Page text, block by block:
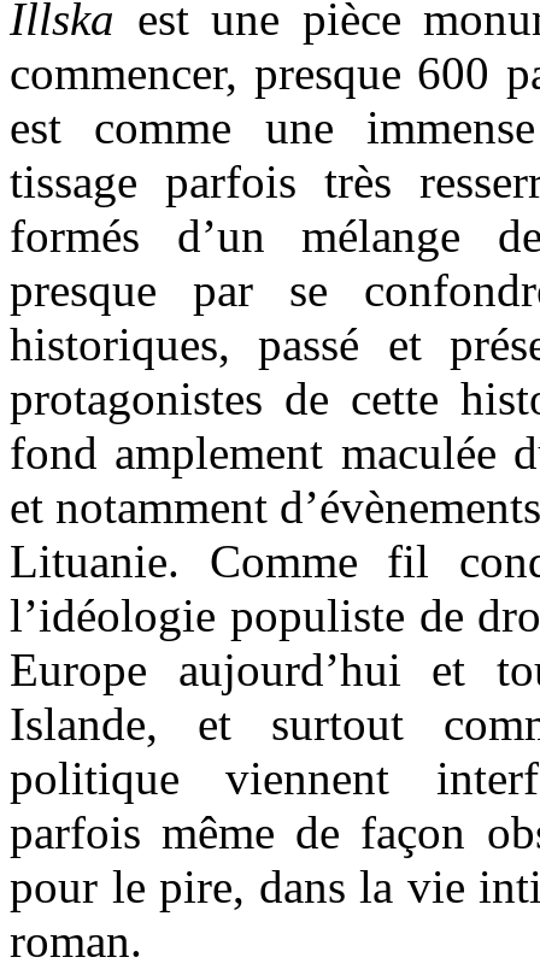
Illska est une pièce
commencer, presque 600
est comme une
tissage parfois très
formés d’un mélange
presque par se
historiques, passé et
protagonistes de cette
fond amplement maculée
et notamment
Lituanie. Comme fil
l’idéologie populiste de
Europe aujourd’hui et
Islande, et surtout
politique viennent
parfois même de façon
pour le pire, dans la vie
roman.